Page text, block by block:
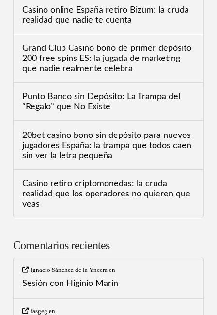
Casino online España retiro Bizum: la cruda
realidad que nadie te cuenta
Grand Club Casino bono de primer depósito
200 free spins ES: la jugada de marketing
que nadie realmente celebra
Punto Banco sin Depósito: La Trampa del
“Regalo” que No Existe
20bet casino bono sin depósito para nuevos
jugadores España: la trampa que todos caen
sin ver la letra pequeña
Casino retiro criptomonedas: la cruda
realidad que los operadores no quieren que
veas
Comentarios recientes
Ignacio Sánchez de la Ynceraen
Sesión con Higinio Marín
fasgeg en